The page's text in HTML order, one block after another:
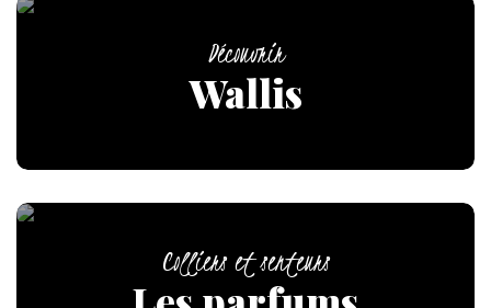
Découvrir
Wallis
Colliers et senteurs